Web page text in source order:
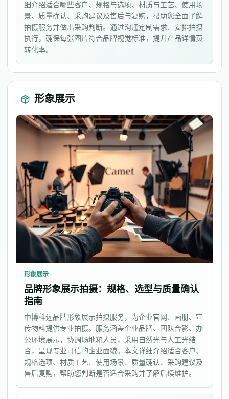
细介绍适合哪些客户、规格与选项、材质与工艺、使用场
景、质量确认、采购建议及售后与复购，帮助您全面了解
拍摄服务并做出采购判断。通过沟通定制需求、安排拍摄
执行，确保每张图片符合品牌视觉标准，提升产品详情页
转化率。
形象展示
形象展示
品牌形象展示拍摄：规格、选型与质量确认
指南
中博科远品牌形象展示拍摄服务，为企业官网、画册、宣
传物料提供专业拍摄。服务涵盖企业品牌、团队合影、办
公环境展示，协调场地和人员，采用自然光与人工光结
合，呈现专业可信的企业面貌。本文详细介绍适合客户、
规格选项、材质工艺、使用场景、质量确认、采购建议及
售后复购，帮助您判断是否适合采购并了解后续维护。